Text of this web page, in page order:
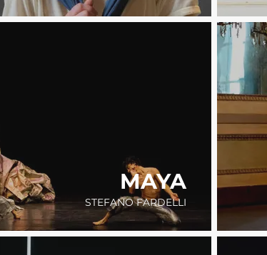
MAYA
STEFANO FARDELLI